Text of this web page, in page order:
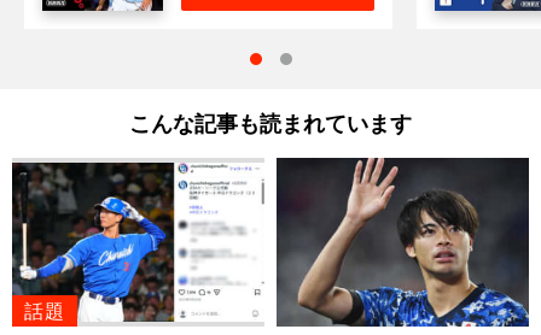
こんな記事も読まれています
話題